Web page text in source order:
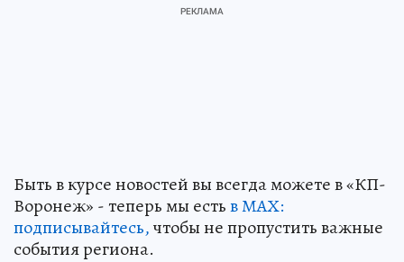
Быть в курсе новостей вы всегда можете в «КП-
Воронеж» - теперь мы естьв МАХ:
подписывайтесь,чтобы не пропустить важные
события региона.